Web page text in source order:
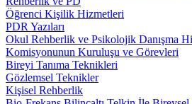
Öğrenci Kişilik Hizmetleri
PDR Yazıları
Okul Rehberlik ve Psikolojik Danışma
Komisyonunun Kuruluşu ve Görevleri
Bireyi Tanıma Teknikleri
Gözlemsel Teknikler
Kişisel Rehberlik